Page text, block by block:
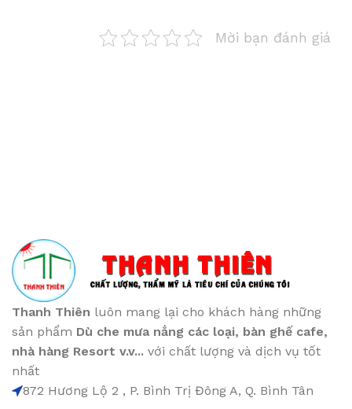
Mời bạn đánh giá
Thanh Thiên luôn mang lại cho khách hàng những
sản phẩm Dù che mưa nắng các loại, bàn ghế cafe,
nhà hàng Resort v.v... với chất lượng và dịch vụ tốt
nhất
872 Hương Lộ 2 , P. Bình Trị Đông A, Q. Bình Tân